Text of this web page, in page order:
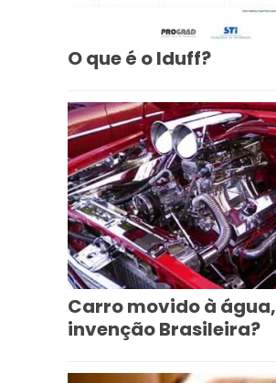
O que é o Iduff?
Carro movido à água,
invenção Brasileira?